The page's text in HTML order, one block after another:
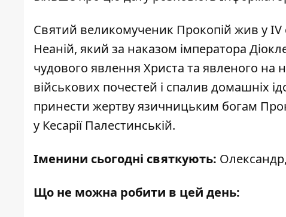
Святий великомученик Прокопій жив у IV
Неаній, який за наказом імператора
чудового явлення Христа та явленого на
військових почестей і спалив домашніх
принести жертву язичницьким богам
у Кесарії Палестинській.
Іменини сьогодні святкують:
Що не можна робити в цей день: